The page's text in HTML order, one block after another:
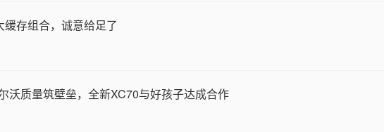
存组合，诚意给足了
沃质量筑壁垒，全新XC70与好孩子达成合作